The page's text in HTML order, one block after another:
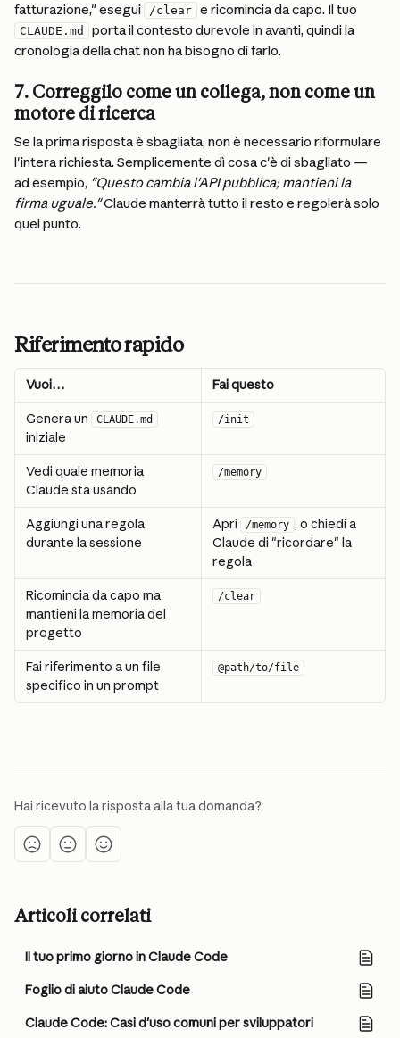
fatturazione," esegui
/clear e ricomincia da capo. Il tuo
CLAUDE.md
porta il contesto durevole in avanti, quindi la
cronologia della chat non ha bisogno di farlo.
7. Correggilo come un collega, non come un
motore di ricerca
Se la prima risposta è sbagliata, non è necessario riformulare
l'intera richiesta. Semplicemente dì cosa c'è di sbagliato —
ad esempio, "Questo cambia l'API pubblica; mantieni la
firma uguale." Claude manterrà tutto il resto e regolerà solo
quel punto.
Riferimento rapido
Vuoi… Fai questo
Genera un CLAUDE.md
iniziale
/init
Vedi quale memoria
Claude sta usando
/memory
Aggiungi una regola
durante la sessione
Apri /memory , o chiedi a
Claude di "ricordare" la
regola
Ricomincia da capo ma
mantieni la memoria del
progetto
/clear
Fai riferimento a un file
specifico in un prompt
@path/to/file
Hai ricevuto la risposta alla tua domanda?
Articoli correlati
Il tuo primo giorno in Claude Code
Foglio di aiuto Claude Code
Claude Code: Casi d'uso comuni per sviluppatori